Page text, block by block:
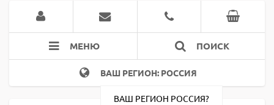
МЕНЮ ПОИСК
ВАШ РЕГИОН: РОССИЯ
ВАШ РЕГИОН РОССИЯ?